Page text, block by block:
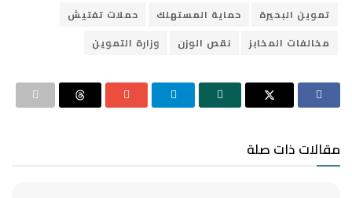
تموين البحيرة
حماية المستهلك
حملات تفتيش
مخالفات المخابز
نقص الوزن وزارة التموين
مقالات ذات صلة